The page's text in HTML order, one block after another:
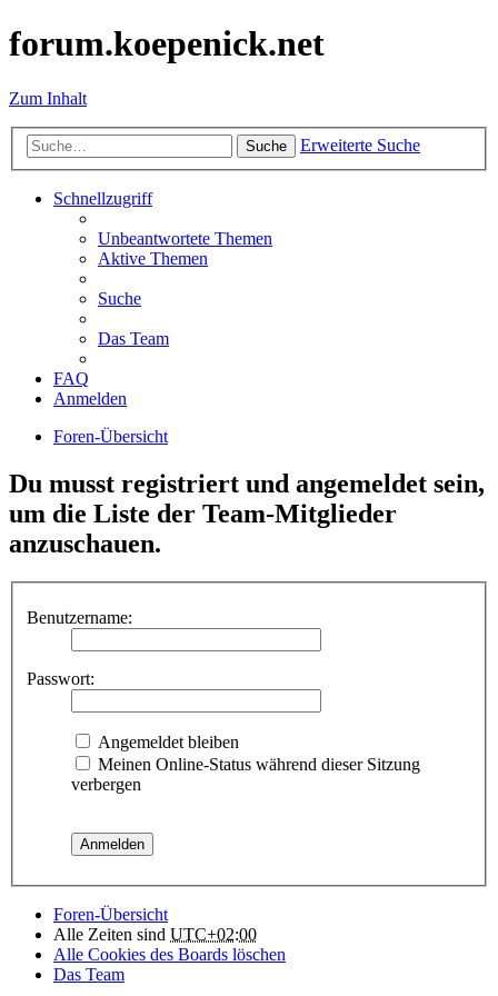
forum.koepenick.net
Zum Inhalt
Suche Erweiterte Suche
Schnellzugriff
Unbeantwortete Themen
Aktive Themen
Suche
Das Team
FAQ
Anmelden
Foren-Übersicht
Du musst registriert und angemeldet sein,
um die Liste der Team-Mitglieder
anzuschauen.
Benutzername:
Passwort:
Angemeldet bleiben
Meinen Online-Status während dieser Sitzung
verbergen
Foren-Übersicht
Alle Zeiten sind UTC+02:00
Alle Cookies des Boards löschen
Das Team